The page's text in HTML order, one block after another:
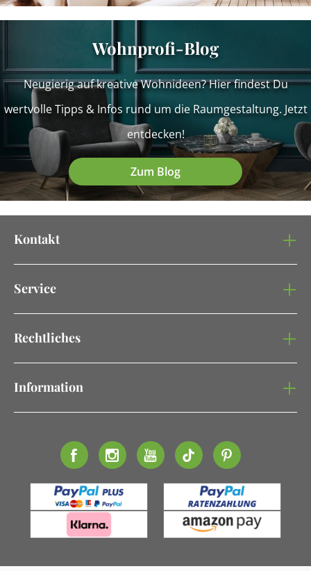
Wohnprofi-Blog
Neugierig auf kreative Wohnideen? Hier findest Du
wertvolle Tipps & Infos rund um die Raumgestaltung. Jetzt
entdecken!
Zum Blog
Kontakt
Service
Rechtliches
Information